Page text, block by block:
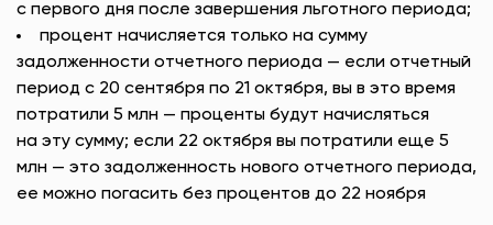
с первого дня после завершения льготного периода;
процент начисляется только на сумму
задолженности отчетного периода — если отчетный
период с 20 сентября по 21 октября, вы в это время
потратили 5 млн — проценты будут начисляться
на эту сумму; если 22 октября вы потратили еще 5
млн — это задолженность нового отчетного периода,
ее можно погасить без процентов до 22 ноября